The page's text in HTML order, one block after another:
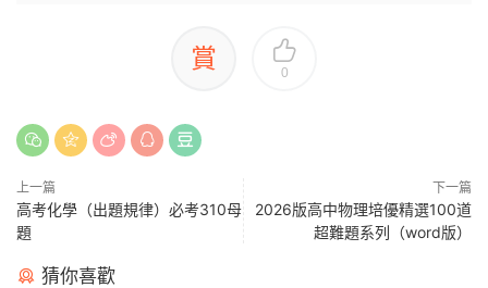
賞 0
上一篇
高考化學（出題規律）必考310母
題
下一篇
2026版高中物理培優精選100道
超難題系列（word版）
猜你喜歡